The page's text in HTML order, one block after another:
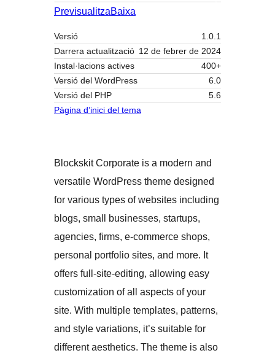
PrevisualitzaBaixa
Versió
1.0.1
Darrera actualització 12 de febrer de 2024
Instal·lacions actives
400+
Versió del WordPress
6.0
Versió del PHP
5.6
Pàgina d’inici del tema
Blockskit Corporate is a modern and
versatile WordPress theme designed
for various types of websites including
blogs, small businesses, startups,
agencies, firms, e-commerce shops,
personal portfolio sites, and more. It
offers full-site-editing, allowing easy
customization of all aspects of your
site. With multiple templates, patterns,
and style variations, it’s suitable for
different aesthetics. The theme is also